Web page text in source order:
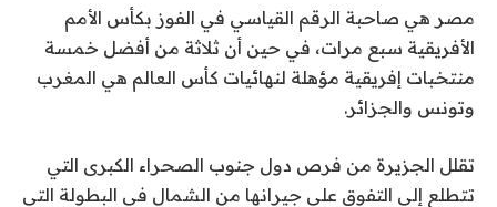
م
ن
4
ع
ا
ص
ا
ل
ق
ا
م
ة
مصر هي صاحبة الرقم القياسي في الفوز بكأس الأمم
الأفريقية سبع مرات، في حين أن ثلاثة من أفضل خمسة
منتخبات إفريقية مؤهلة لنهائيات كأس العالم هي المغرب
وتونس والجزائر.
تقلل الجزيرة من فرص دول جنوب الصحراء الكبرى التي
تتطلع إلى التفوق على جيرانها من الشمال في البطولة التي